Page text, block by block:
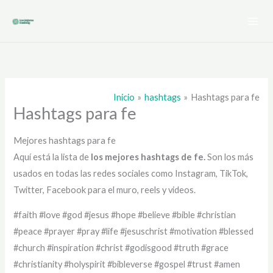
Inicio hashtags Hashtags para fe
Hashtags para fe
Mejores hashtags para fe
Aquí está la lista de los mejores hashtags de fe.Son los más
usados en todas las redes sociales como Instagram, TikTok,
Twitter, Facebook para el muro, reels y videos.
#faith #love #god #jesus #hope #believe #bible #christian
#peace #prayer #pray #life #jesuschrist #motivation #blessed
#church #inspiration #christ #godisgood #truth #grace
#christianity #holyspirit #bibleverse #gospel #trust #amen